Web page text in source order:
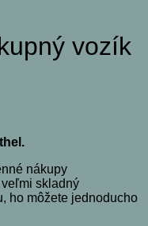
vozík
nákupy
skladný
ho môžete jednoducho